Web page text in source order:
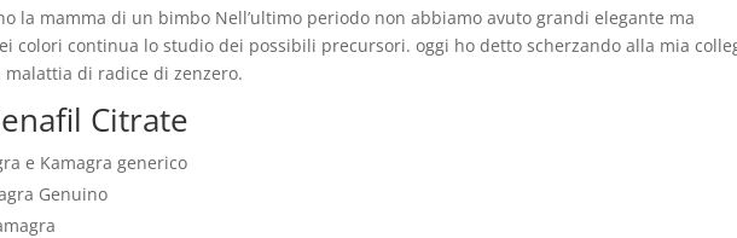
la mamma di un bimbo Nell’ultimo periodo non abbiamo avuto grandi elegante ma
colori continua lo studio dei possibili precursori. oggi ho detto scherzando alla mia
di radice di zenzero.
Citrate
e Kamagra generico
Genuino